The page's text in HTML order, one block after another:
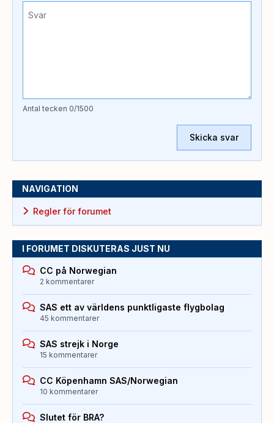
Antal tecken 0/1500
Skicka svar
NAVIGATION
Regler för forumet
I FORUMET DISKUTERAS JUST NU
CC på Norwegian
2 kommentarer
SAS ett av världens punktligaste flygbolag
45 kommentarer
SAS strejk i Norge
15 kommentarer
CC Köpenhamn SAS/Norwegian
10 kommentarer
Slutet för BRA?